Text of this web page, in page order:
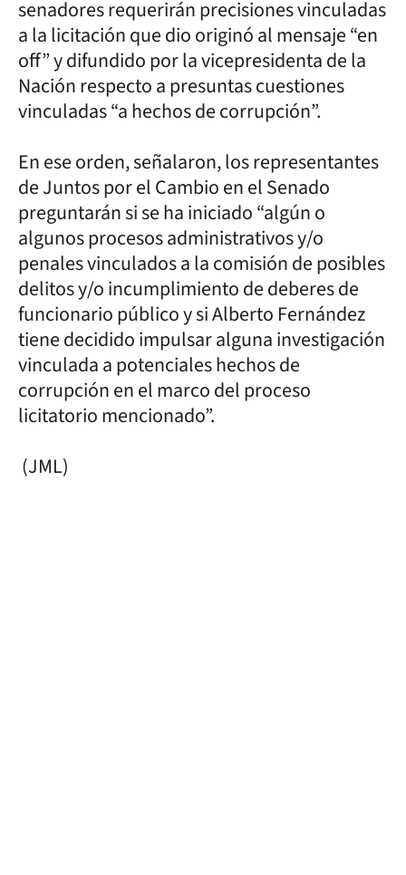
senadores requerirán precisiones vinculadas
a la licitación que dio originó al mensaje “en
off” y difundido por la vicepresidenta de la
Nación respecto a presuntas cuestiones
vinculadas “a hechos de corrupción”.
En ese orden, señalaron, los representantes
de Juntos por el Cambio en el Senado
preguntarán si se ha iniciado “algún o
algunos procesos administrativos y/o
penales vinculados a la comisión de posibles
delitos y/o incumplimiento de deberes de
funcionario público y si Alberto Fernández
tiene decidido impulsar alguna investigación
vinculada a potenciales hechos de
corrupción en el marco del proceso
licitatorio mencionado”.
(JML)